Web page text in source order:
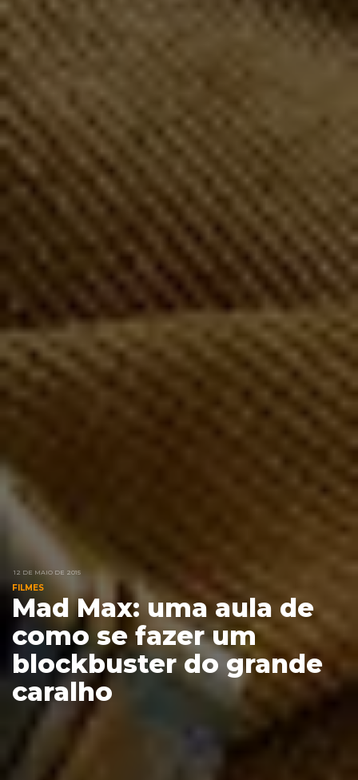
12 DE MAIO DE 2015
FILMES
Mad Max: uma aula de
como se fazer um
blockbuster do grande
caralho